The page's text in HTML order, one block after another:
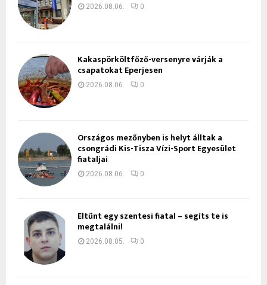
2026.08.06. 0
Kakaspörköltfőző-versenyre várják a
csapatokat Eperjesen
2026.08.06. 0
Országos mezőnyben is helyt álltak a
csongrádi Kis-Tisza Vízi-Sport Egyesület
fiataljai
2026.08.06. 0
Eltűnt egy szentesi fiatal – segíts te is
megtalálni!
2026.08.05. 0